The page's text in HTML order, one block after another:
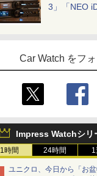
3」「NEO
Car Watch をフ
Impress Watchシリ
1時間 24時間
ユニクロ、今日から「お